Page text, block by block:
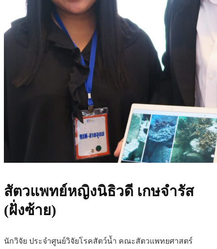
สัตวแพทย์หญิงนิธิวดี เกษจำรัส
(ฝั่งซ้าย)
นักวิจัย ประจำศูนย์วิจัยโรคสัตว์น้ำ คณะสัตวแพทยศาสตร์